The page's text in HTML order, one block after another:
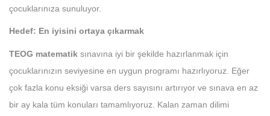
çocuklarınıza sunuluyor.
Hedef: En iyisini ortaya çıkarmak
TEOG matematik sınavına iyi bir şekilde hazırlanmak için
çocuklarınızın seviyesine en uygun programı hazırlıyoruz. Eğer
çok fazla konu eksiği varsa ders sayısını artırıyor ve sınava en az
bir ay kala tüm konuları tamamlıyoruz. Kalan zaman dilimi